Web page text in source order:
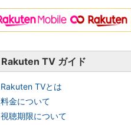
Rakuten TV ガイド
Rakuten TVとは
料金について
視聴期限について